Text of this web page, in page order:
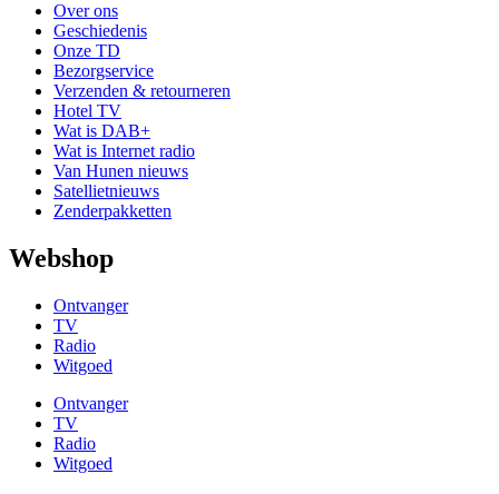
Over ons
Geschiedenis
Onze TD
Bezorgservice
Verzenden & retourneren
Hotel TV
Wat is DAB+
Wat is Internet radio
Van Hunen nieuws
Satellietnieuws
Zenderpakketten
Webshop
Ontvanger
TV
Radio
Witgoed
Ontvanger
TV
Radio
Witgoed